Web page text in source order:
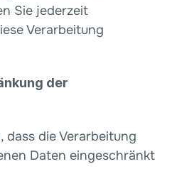
Sie jederzeit
Verarbeitung
der
dass die Verarbeitung
Daten eingeschränkt